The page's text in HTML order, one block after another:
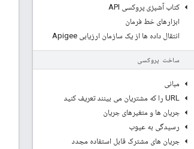
کتاب آشپزی پروکسی API
ابزارهای خط فرمان
انتقال داده ها از یک سازمان ارزیابی Apigee
ساخت پروکسی
مبانی
URL را که مشتریان می بینند تعریف کنید
جریان ها و متغیرهای جریان
رسیدگی به عیوب
جریان های مشترک قابل استفاده مجدد